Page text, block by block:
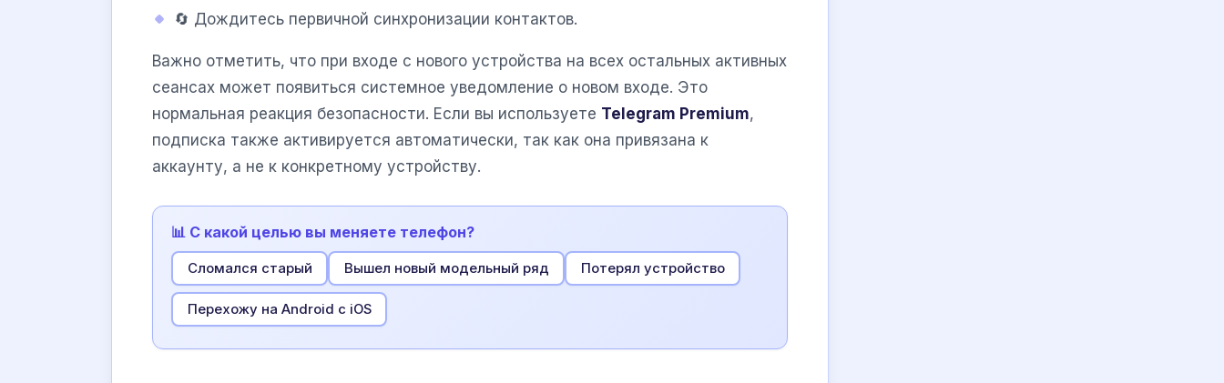
🔄 Дождитесь первичной синхронизации контактов.
Важно отметить, что при входе с нового устройства на всех остальных активных
сеансах может появиться системное уведомление о новом входе. Это
нормальная реакция безопасности. Если вы используете Telegram Premium,
подписка также активируется автоматически, так как она привязана к
аккаунту, а не к конкретному устройству.
📊 С какой целью вы меняете телефон?
Сломался старый Вышел новый модельный ряд Потерял устройство
Перехожу на Android с iOS